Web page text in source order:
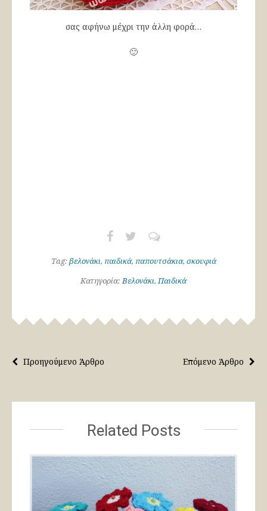
σας αφήνω μέχρι την άλλη φορά…
🙂
Tag: βελονάκι, παιδικά, παπουτσάκια, σκουφιά
Κατηγορία:Βελονάκι,Παιδικά
Επόμενο Άρθρο
Προηγούμενο Άρθρο
Related Posts